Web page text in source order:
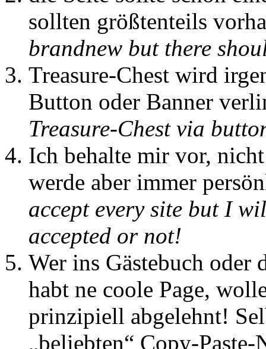
sollten größtenteils
brandnew but there
Treasure-Chest wird
Button oder Banner
Treasure-Chest via
Ich behalte mir vor,
werde aber immer
accept every site but I
accepted or not!
Wer ins Gästebuch
habt ne coole Page,
prinzipiell abgelehnt!
„beliebten“ Copy-